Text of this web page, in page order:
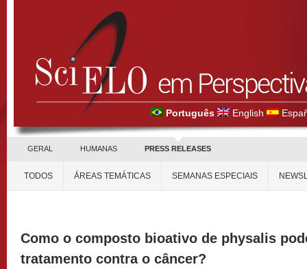
Português English
GERAL HUMANAS PRESS RELEASES
TODOS ÁREAS TEMÁTICAS SEMANAS ESPECIAIS
Como o composto bioativo de physalis
tratamento contra o câncer?